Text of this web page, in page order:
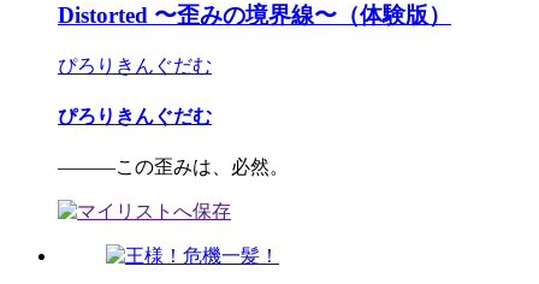
Distorted 〜歪みの境界線〜（体験版）
ぴろりきんぐだむ
ぴろりきんぐだむ
———この歪みは、必然。